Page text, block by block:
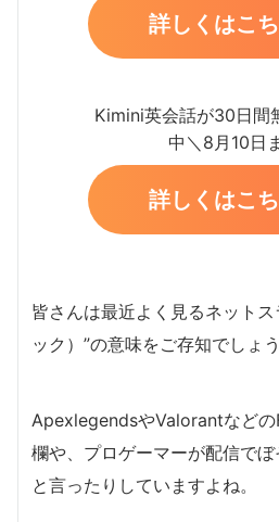
詳しくはこ
Kimini英会話が30日間
中＼8月10日
詳しくはこ
皆さんは最近よく見るネット
ック）”の意味をご存知でしょ
ApexlegendsやValorantなどの
欄や、プロゲーマーが配信でぼ
と言ったりしていますよね。